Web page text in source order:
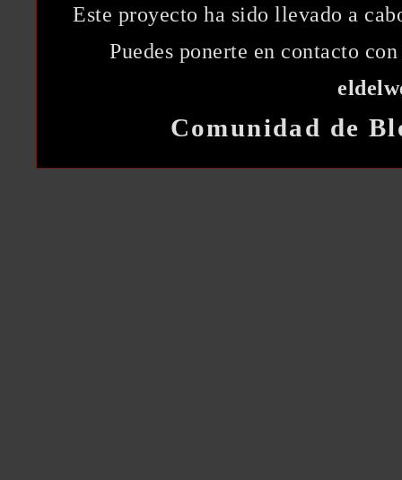
Este proyecto ha sido llevado a
Puedes ponerte en contacto
Comunidad de